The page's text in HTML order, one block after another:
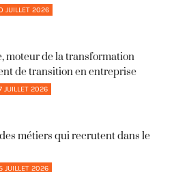
JUILLET 2026
moteur de la transformation
de transition en entreprise
JUILLET 2026
métiers qui recrutent dans le
JUILLET 2026